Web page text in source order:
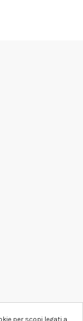
importante.
per scopi legati a